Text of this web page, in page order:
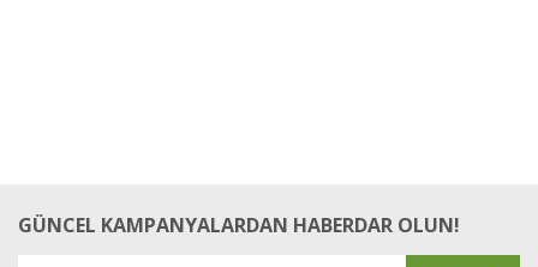
GÜNCEL KAMPANYALARDAN HABERDAR OLUN!